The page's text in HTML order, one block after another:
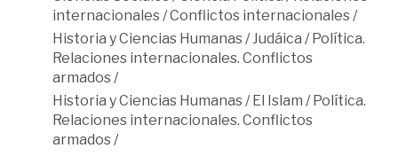
internacionales/Conflictos internacionales/
Historia y Ciencias Humanas/Judáica /Política.
Relaciones internacionales. Conflictos
armados/
Historia y Ciencias Humanas/El Islam /Política.
Relaciones internacionales. Conflictos
armados/